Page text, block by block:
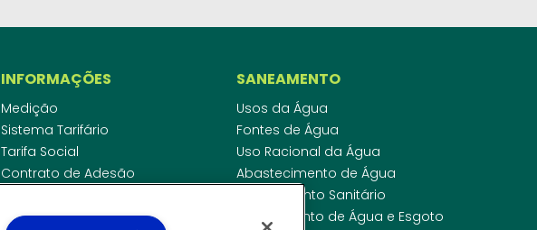
INFORMAÇÕES
Medição
Sistema Tarifário
Tarifa Social
Contrato de Adesão
Agências Reguladoras
SANEAMENTO
Usos da Água
Fontes de Água
Uso Racional da Água
Abastecimento de Água
Esgotamento Sanitário
Regulamento de Água e Esgoto